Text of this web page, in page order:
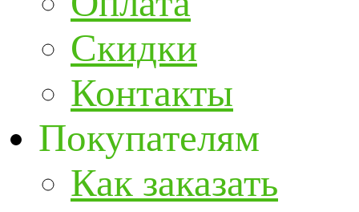
Скидки
Контакты
Покупателям
Как заказать